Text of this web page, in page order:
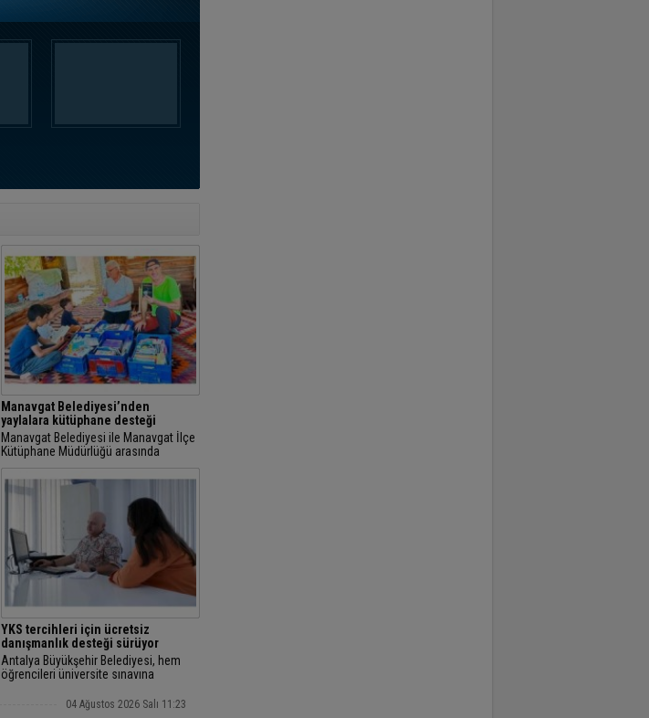
Manavgat Belediyesi’nden
yaylalara kütüphane desteği
Manavgat Belediyesi ile Manavgat İlçe
Kütüphane Müdürlüğü arasında
sürdürülen iş birliği kapsamında,
ilçenin yayla mahallelerinde yaşayan
çocukların...
YKS tercihleri için ücretsiz
danışmanlık desteği sürüyor
Antalya Büyükşehir Belediyesi, hem
öğrencileri üniversite sınavına
danışmanlığı ile sınav sonrasında da
04 Ağustos 2026 Salı 11:23